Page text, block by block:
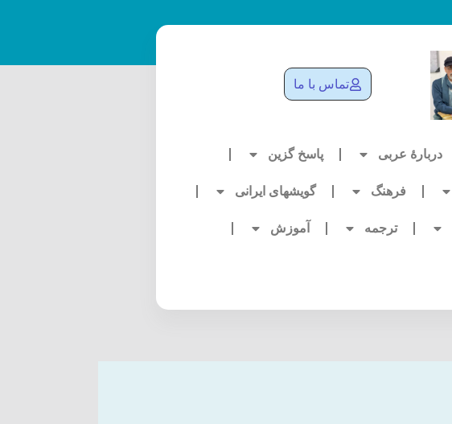
تماس با ما
دربارۀ عربی پاسخ گزین
فرهنگ گویشهای ایرانی
ترجمه آموزش